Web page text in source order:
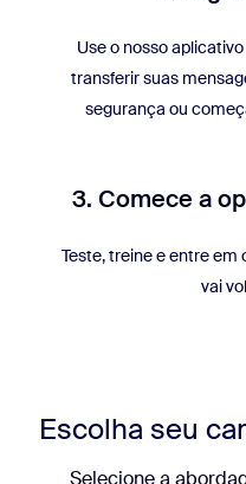
Use o nosso
transferir suas
segurança ou
3. Comece a
Teste, treine e entre em
vai
Escolha seu
Selecione a